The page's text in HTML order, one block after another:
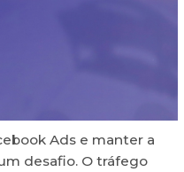
Ads e manter a
desafio. O tráfego